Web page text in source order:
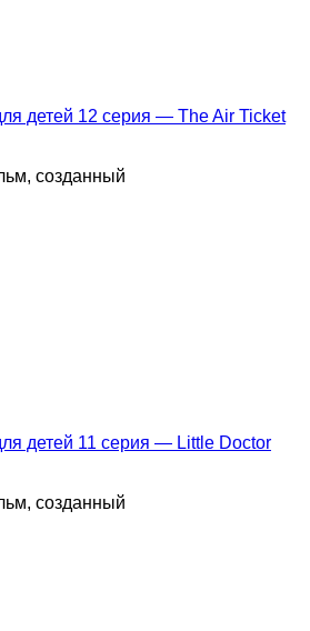
детей 12 серия — The Air Ticket
созданный
детей 11 серия — Little Doctor
созданный